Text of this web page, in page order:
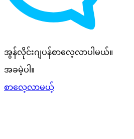
အွန်လိုင်းဂျပန်စာလေ့လာပါမယ်။
အခမဲ့ပါ။
စာလေ့လာမယ့်